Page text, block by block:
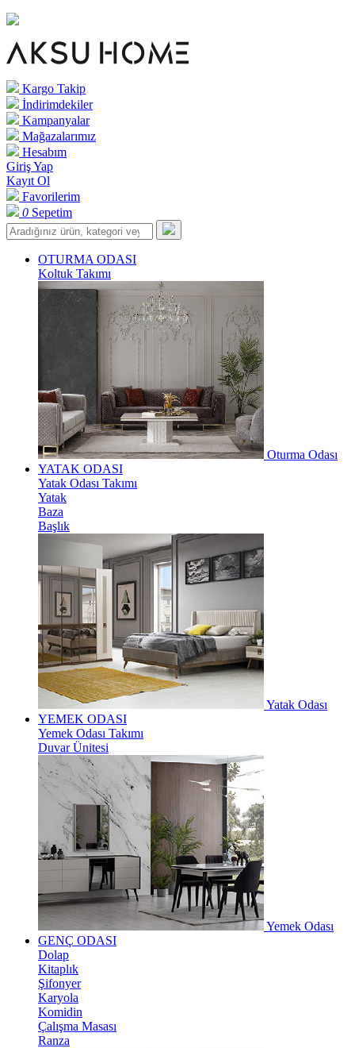
Kargo Takip
İndirimdekiler
Kampanyalar
Mağazalarımız
Hesabım
Giriş Yap
Kayıt Ol
Favorilerim
0 Sepetim
OTURMA ODASI
Koltuk Takımı
Oturma Odası
YATAK ODASI
Yatak Odası Takımı
Yatak
Baza
Başlık
Yatak Odası
YEMEK ODASI
Yemek Odası Takımı
Duvar Ünitesi
Yemek Odası
GENÇ ODASI
Dolap
Kitaplık
Şifonyer
Karyola
Komidin
Çalışma Masası
Ranza